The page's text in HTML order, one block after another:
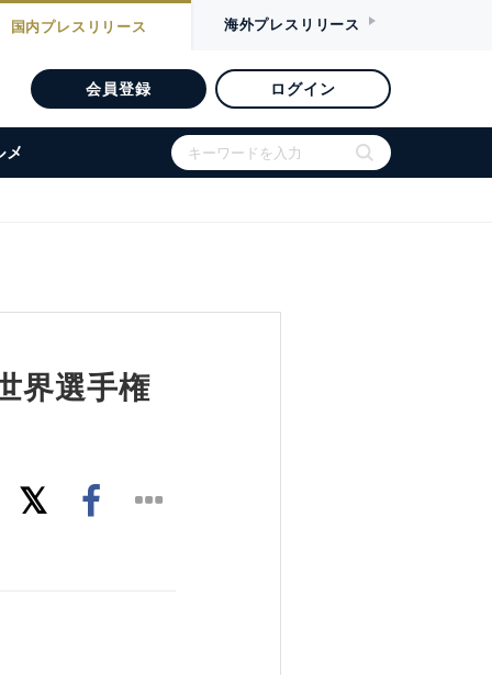
国内プレスリリース 海外プレスリリース
会員登録 ログイン
メ
界選手権